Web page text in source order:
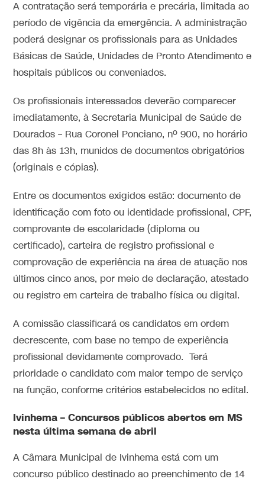
A contratação será temporária e precária, limitada ao
período de vigência da emergência. A administração
poderá designar os profissionais para as Unidades
Básicas de Saúde, Unidades de Pronto Atendimento e
hospitais públicos ou conveniados.
Os profissionais interessados deverão comparecer
imediatamente, à Secretaria Municipal de Saúde de
Dourados – Rua Coronel Ponciano, nº 900, no horário
das 8h às 13h, munidos de documentos obrigatórios
(originais e cópias).
Entre os documentos exigidos estão: documento de
identificação com foto ou identidade profissional, CPF,
comprovante de escolaridade (diploma ou
certificado), carteira de registro profissional e
comprovação de experiência na área de atuação nos
últimos cinco anos, por meio de declaração, atestado
ou registro em carteira de trabalho física ou digital.
A comissão classificará os candidatos em ordem
decrescente, com base no tempo de experiência
profissional devidamente comprovado. Terá
prioridade o candidato com maior tempo de serviço
na função, conforme critérios estabelecidos no edital.
Ivinhema –Concursos públicos abertos em MS
nesta última semana de abril
A Câmara Municipal de Ivinhema está com um
concurso público destinado ao preenchimento de 14